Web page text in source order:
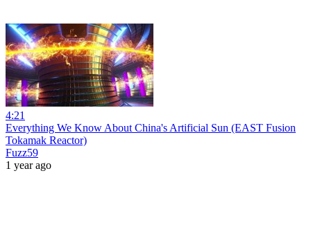
4:21
Everything We Know About China's Artificial Sun (EAST Fusion
Tokamak Reactor)
Fuzz59
1 year ago